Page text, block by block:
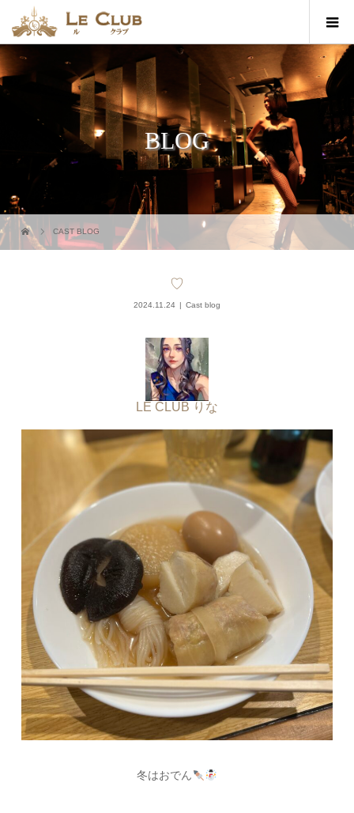
BLOG
CAST BLOG
♡
2024.11.24 Cast blog
LE CLUB りな
冬はおでん